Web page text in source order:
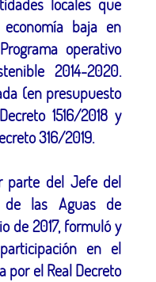
locales que
baja en
operativo
2014-2020.
(en presupuesto
1516/2018 y
316/2019.
parte del Jefe del
de las Aguas de
de 2017, formuló y
en el
por el Real Decreto